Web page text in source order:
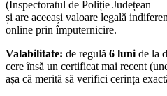
(Inspectoratul de Poliție Județean —
și are aceeași valoare legală
online prin împuternicire.
Valabilitate: de regulă 6 luni de la
cere însă un certificat mai recent
așa că merită să verifici cerința